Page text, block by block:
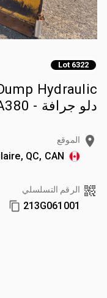
Lot 6322
Hydraulic
دلو جرافة - Fits Komatsu WA380
الموقع
QC, CAN
الرقم التسلسلي
213G061001